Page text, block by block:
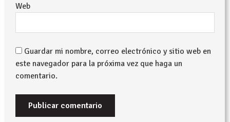
Web
Guardar mi nombre, correo electrónico y sitio web en
este navegador para la próxima vez que haga un
comentario.